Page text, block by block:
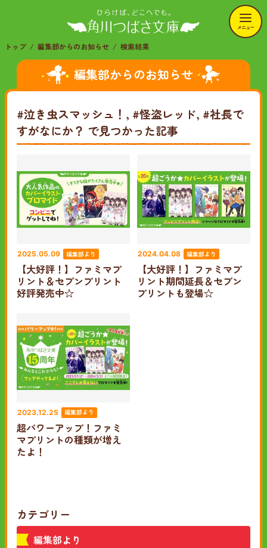
メニュー
トップ 編集部からのお知らせ 検索結果
編集部からのお知らせ
#泣き虫スマッシュ！, #怪盗レッド, #社長で
すがなにか？ で見つかった記事
2025.05.09 編集部より
【大好評！】ファミマプ
リント＆セブンプリント
好評発売中☆
2024.04.08 編集部より
【大好評！】ファミマプ
リント期間延長＆セブン
プリントも登場☆
2023.12.25 編集部より
超パワーアップ！ファミ
マプリントの種類が増え
たよ！
カテゴリー
編集部より